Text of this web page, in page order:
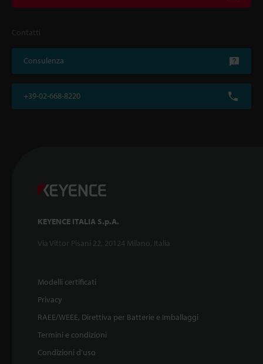
Contatti
Consulenza
+39-02-668-8220
KEYENCE ITALIA S.p.A.
Via Vittor Pisani 22, 20124 Milano, Italia
Modelli certificati
Privacy
RAEE/WEEE, Direttiva per Batterie e Imballaggi
Termini e condizioni
Condizioni d'uso